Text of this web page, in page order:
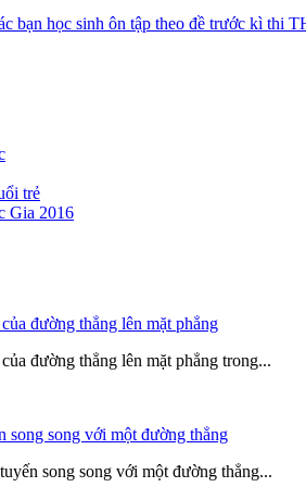
bạn học sinh ôn tập theo đề trước kì thi
trẻ
Gia 2016
đường thẳng lên mặt phẳng
đường thẳng lên mặt phẳng trong...
song song với một đường thẳng
song song với một đường thẳng...